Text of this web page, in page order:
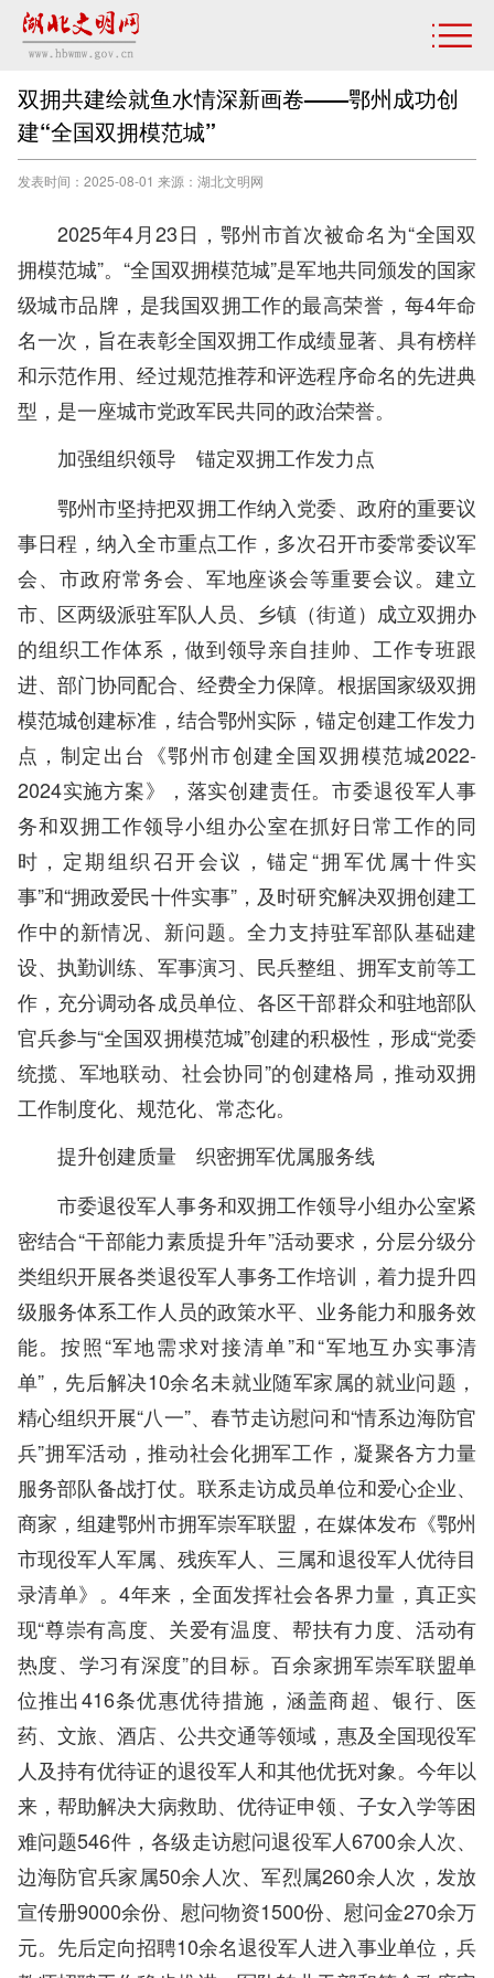
双拥共建绘就鱼水情深新画卷——鄂州成功创
建“全国双拥模范城”
发表时间：2025-08-01 来源：湖北文明网
2025年4月23日，鄂州市首次被命名为“全国双
拥模范城”。“全国双拥模范城”是军地共同颁发的国家
级城市品牌，是我国双拥工作的最高荣誉，每4年命
名一次，旨在表彰全国双拥工作成绩显著、具有榜样
和示范作用、经过规范推荐和评选程序命名的先进典
型，是一座城市党政军民共同的政治荣誉。
加强组织领导 锚定双拥工作发力点
鄂州市坚持把双拥工作纳入党委、政府的重要议
事日程，纳入全市重点工作，多次召开市委常委议军
会、市政府常务会、军地座谈会等重要会议。建立
市、区两级派驻军队人员、乡镇（街道）成立双拥办
的组织工作体系，做到领导亲自挂帅、工作专班跟
进、部门协同配合、经费全力保障。根据国家级双拥
模范城创建标准，结合鄂州实际，锚定创建工作发力
点，制定出台《鄂州市创建全国双拥模范城2022-
2024实施方案》，落实创建责任。市委退役军人事
务和双拥工作领导小组办公室在抓好日常工作的同
时，定期组织召开会议，锚定“拥军优属十件实
事”和“拥政爱民十件实事”，及时研究解决双拥创建工
作中的新情况、新问题。全力支持驻军部队基础建
设、执勤训练、军事演习、民兵整组、拥军支前等工
作，充分调动各成员单位、各区干部群众和驻地部队
官兵参与“全国双拥模范城”创建的积极性，形成“党委
统揽、军地联动、社会协同”的创建格局，推动双拥
工作制度化、规范化、常态化。
提升创建质量 织密拥军优属服务线
市委退役军人事务和双拥工作领导小组办公室紧
密结合“干部能力素质提升年”活动要求，分层分级分
类组织开展各类退役军人事务工作培训，着力提升四
级服务体系工作人员的政策水平、业务能力和服务效
能。按照“军地需求对接清单”和“军地互办实事清
单”，先后解决10余名未就业随军家属的就业问题，
精心组织开展“八一”、春节走访慰问和“情系边海防官
兵”拥军活动，推动社会化拥军工作，凝聚各方力量
服务部队备战打仗。联系走访成员单位和爱心企业、
商家，组建鄂州市拥军崇军联盟，在媒体发布《鄂州
市现役军人军属、残疾军人、三属和退役军人优待目
录清单》。4年来，全面发挥社会各界力量，真正实
现“尊崇有高度、关爱有温度、帮扶有力度、活动有
热度、学习有深度”的目标。百余家拥军崇军联盟单
位推出416条优惠优待措施，涵盖商超、银行、医
药、文旅、酒店、公共交通等领域，惠及全国现役军
人及持有优待证的退役军人和其他优抚对象。今年以
来，帮助解决大病救助、优待证申领、子女入学等困
难问题546件，各级走访慰问退役军人6700余人次、
边海防官兵家属50余人次、军烈属260余人次，发放
宣传册9000余份、慰问物资1500份、慰问金270余万
元。先后定向招聘10余名退役军人进入事业单位，兵